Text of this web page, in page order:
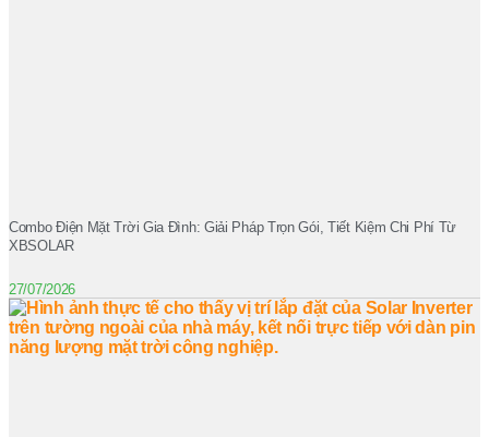
Combo Điện Mặt Trời Gia Đình: Giải Pháp Trọn Gói, Tiết Kiệm Chi Phí Từ
XBSOLAR
27/07/2026